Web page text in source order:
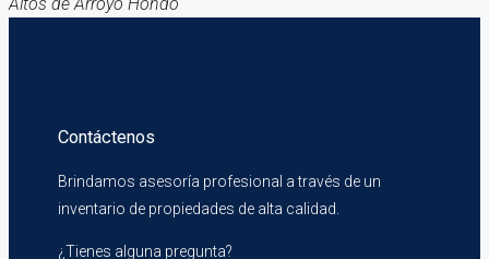
Altos de Arroyo Hondo
Contáctenos
Brindamos asesoría profesional a través de un
inventario de propiedades de alta calidad.
¿Tienes alguna pregunta?